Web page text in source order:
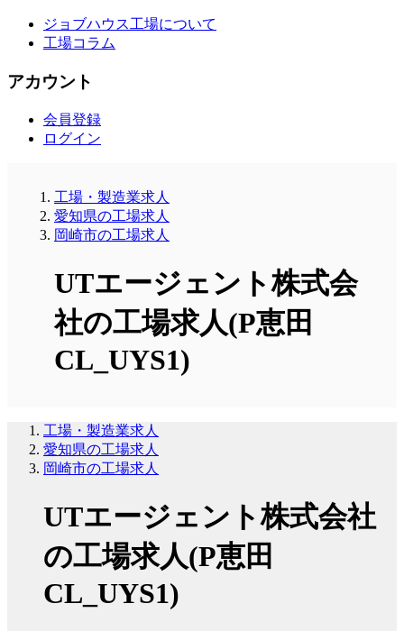
ジョブハウス工場について
工場コラム
アカウント
会員登録
ログイン
工場・製造業求人
愛知県の工場求人
岡崎市の工場求人
UTエージェント株式会
社の工場求人(P恵田
CL_UYS1)
工場・製造業求人
愛知県の工場求人
岡崎市の工場求人
UTエージェント株式会社
の工場求人(P恵田
CL_UYS1)